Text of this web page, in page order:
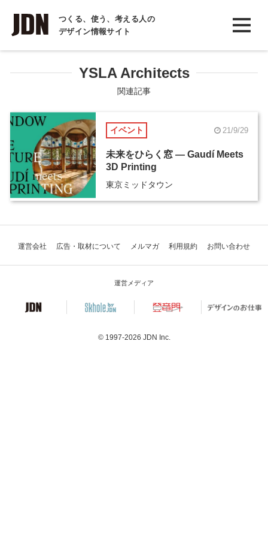
つくる、使う、考える人の
デザイン情報サイト
INTERVIEW
インタビュー
REPORT
COLUMN
コラム
YSLA Architects
関連記事
イベント 21/9/29
未来をひらく窓 ― Gaudí Meets
3D Printing
東京ミッドタウン
運営会社 広告・取材について メルマガ 利用規約 お問い合わせ
運営メディア
© 1997-2026 JDN Inc.